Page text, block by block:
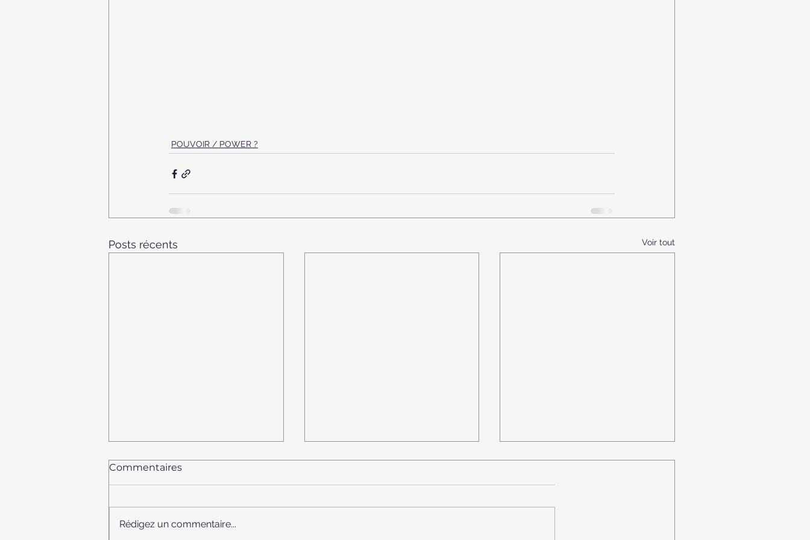
POUVOIR / POWER ?
Posts récents Voir tout
Commentaires
Rédigez un commentaire...